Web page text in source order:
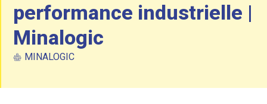
performance industrielle |
Minalogic
MINALOGIC